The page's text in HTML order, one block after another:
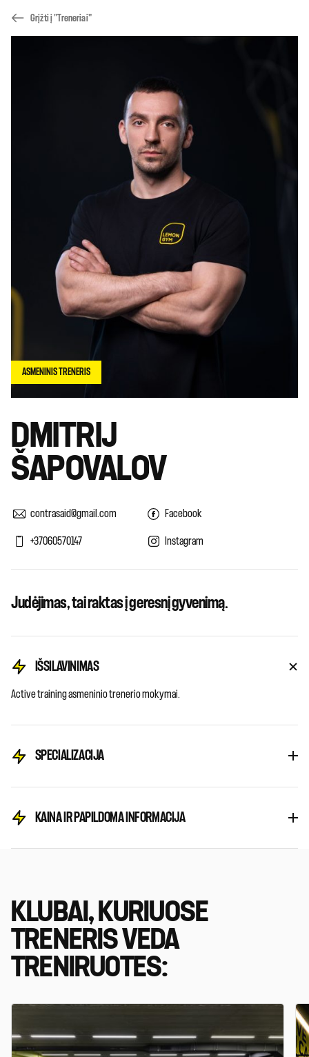
Grįžti į "Treneriai"
DMITRIJ
ŠAPOVALOV
contrasaid@gmail.com
+37060570147
Facebook
Instagram
Judėjimas, tai raktas į geresnį gyvenimą.
IŠSILAVINIMAS
Active training asmeninio trenerio mokymai.
SPECIALIZACIJA
KAINA IR PAPILDOMA INFORMACIJA
ASMENINIS TRENERIS
KLUBAI, KURIUOSE
TRENERIS VEDA
TRENIRUOTES: